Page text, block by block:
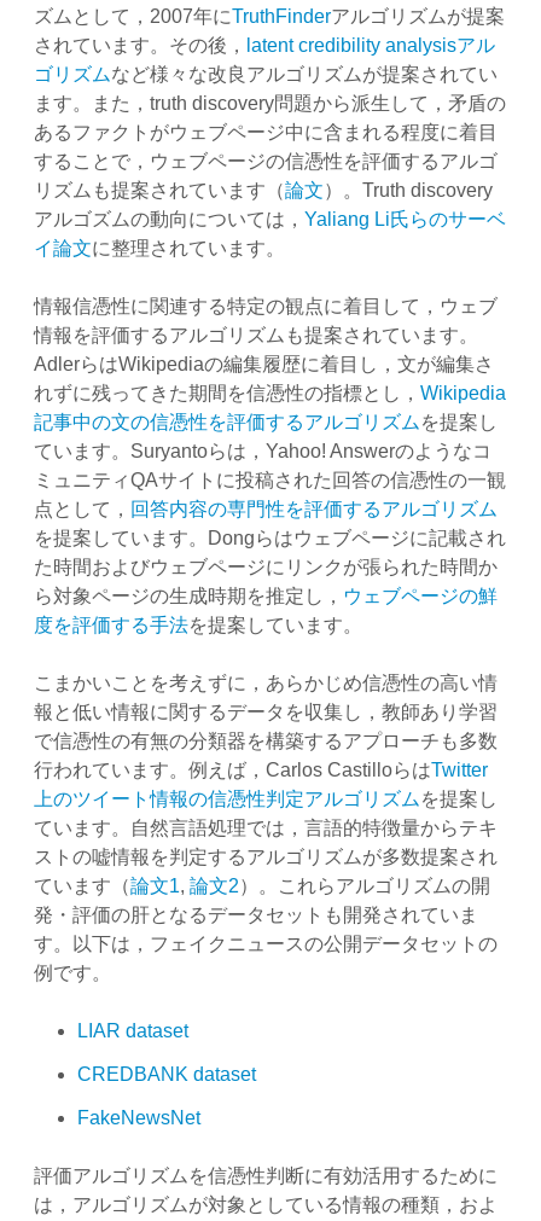
ズムとして，2007年にTruthFinderアルゴリズムが提案
されています。その後，
latent credibility analysisアル
ゴリズムなど様々な改良アルゴリズムが提案されてい
ます。また，truth discovery問題から派生して，矛盾の
あるファクトがウェブページ中に含まれる程度に着目
することで，ウェブページの信憑性を評価するアルゴ
リズムも提案されています（論文）。Truth discovery
アルゴズムの動向については，Yaliang Li氏らのサーベ
イ論文に整理されています。
情報信憑性に関連する特定の観点に着目して，ウェブ
情報を評価するアルゴリズムも提案されています。
AdlerらはWikipediaの編集履歴に着目し，文が編集さ
れずに残ってきた期間を信憑性の指標とし，Wikipedia
記事中の文の信憑性を評価するアルゴリズム を提案し
ています。Suryantoらは，Yahoo! Answerのようなコ
ミュニティQAサイトに投稿された回答の信憑性の一観
点として， 回答内容の専門性を評価するアルゴリズム
を提案しています。Dongらはウェブページに記載され
た時間およびウェブページにリンクが張られた時間か
ら対象ページの生成時期を推定し， ウェブページの鮮
度を評価する手法を提案しています。
こまかいことを考えずに，あらかじめ信憑性の高い情
報と低い情報に関するデータを収集し，教師あり学習
で信憑性の有無の分類器を構築するアプローチも多数
行われています。例えば，Carlos CastilloらはTwitter
上のツイート情報の信憑性判定アルゴリズム を提案し
ています。自然言語処理では，言語的特徴量からテキ
ストの嘘情報を判定するアルゴリズムが多数提案され
ています（論文1,論文2）。これらアルゴリズムの開
発・評価の肝となるデータセットも開発されていま
す。以下は，フェイクニュースの公開データセットの
例です。
LIAR dataset
CREDBANK dataset
FakeNewsNet
評価アルゴリズムを信憑性判断に有効活用するために
は，アルゴリズムが対象としている情報の種類，およ